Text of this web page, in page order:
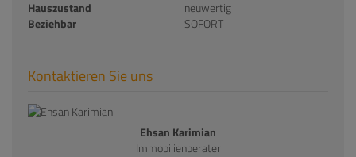
Hauszustand
neuwertig
Beziehbar
SOFORT
Kontaktieren Sie uns
Ehsan Karimian
Immobilienberater